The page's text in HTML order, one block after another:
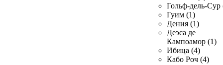
Гольф-дель-Сур
Гуим (1)
Дения (1)
Деэса де
Кампоамор (1)
Ибица (4)
Кабо Роч (4)